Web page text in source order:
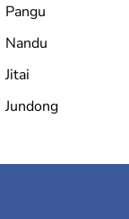
Pangu
Nandu
Jitai
Jundong